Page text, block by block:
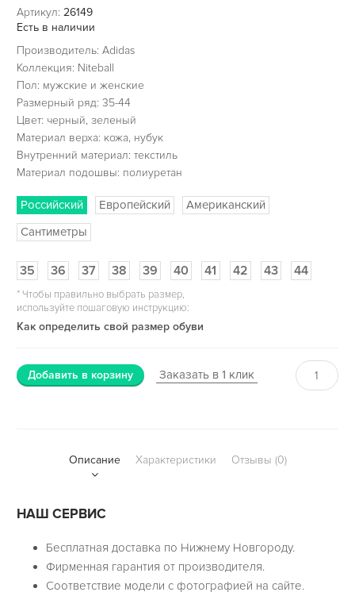
Артикул: 26149
Есть в наличии
Производитель: Adidas
Коллекция: Niteball
Пол: мужские и женские
Размерный ряд: 35-44
Цвет: черный, зеленый
Материал верха: кожа, нубук
Внутренний материал: текстиль
Материал подошвы: полиуретан
Российский Европейский
Американский
Сантиметры
35 36 37 38 39 40 41 42 43 44
*Чтобы правильно выбрать размер,
используйте пошаговую инструкцию:
Как определить свой размер обуви
Добавить в корзину Заказать в 1 клик
Описание Характеристики Отзывы (0)
НАШ СЕРВИС
Бесплатная доставка по Нижнему Новгороду.
Фирменная гарантия от производителя.
Соответствие модели с фотографией на сайте.